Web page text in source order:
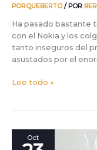
PORQUEBERTO/ POR
Ha pasado bastante
con el Nokia y los
tanto inseguros del
asustados por el
Lee todo »
Oct
Sofá
Danton,